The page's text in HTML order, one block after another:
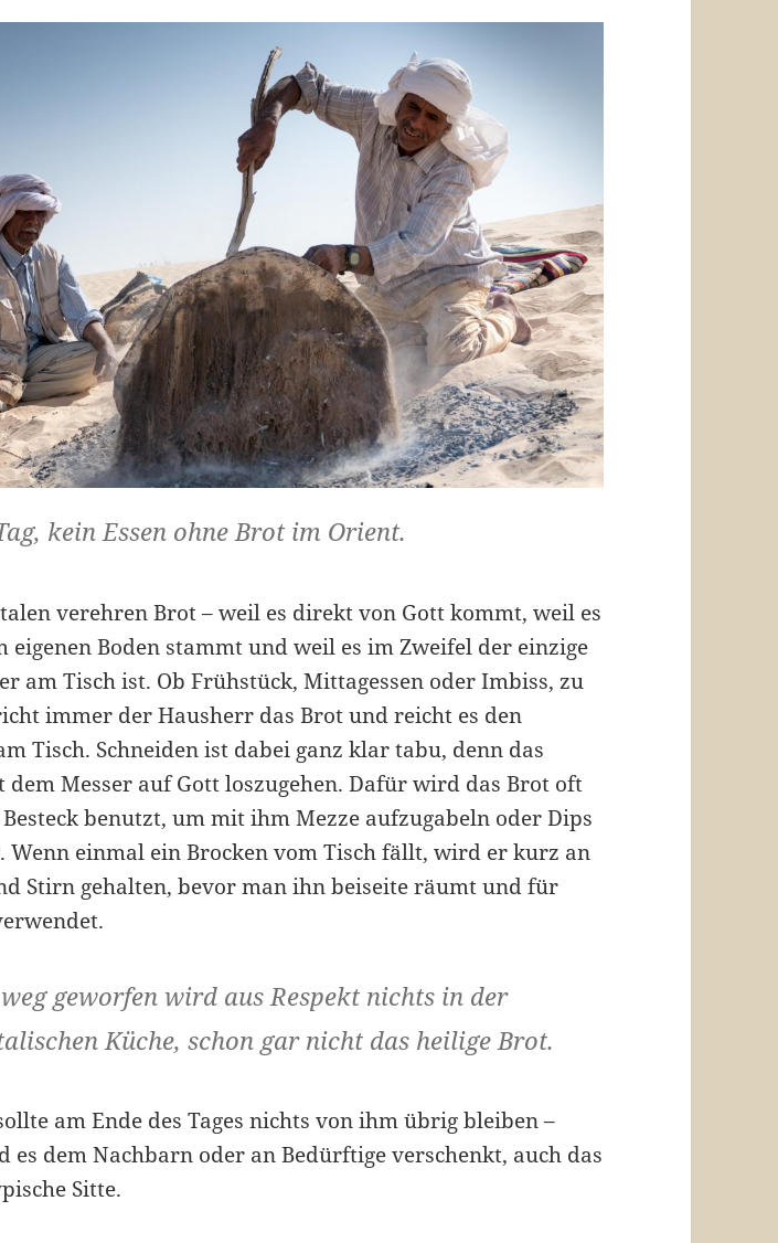
kein Essen ohne Brot im Orient.
verehren Brot – weil es direkt von Gott kommt, weil es
eigenen Boden stammt und weil es im Zweifel der einzige
am Tisch ist. Ob Frühstück, Mittagessen oder Imbiss, zu
immer der Hausherr das Brot und reicht es den
Tisch. Schneiden ist dabei ganz klar tabu, denn das
dem Messer auf Gott loszugehen. Dafür wird das Brot oft
benutzt, um mit ihm Mezze aufzugabeln oder Dips
Wenn einmal ein Brocken vom Tisch fällt, wird er kurz an
Stirn gehalten, bevor man ihn beiseite räumt und für
geworfen wird aus Respekt nichts in der
Küche, schon gar nicht das heilige Brot.
am Ende des Tages nichts von ihm übrig bleiben –
es dem Nachbarn oder an Bedürftige verschenkt, auch das
Sitte.